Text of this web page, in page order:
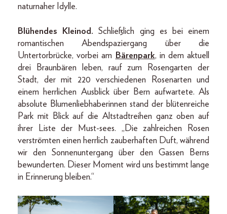
naturnaher Idylle.
Blühendes Kleinod. Schließlich ging es bei einem
romantischen Abendspaziergang über die
Untertorbrücke, vorbei am Bärenpark, in dem aktuell
drei Braunbären leben, rauf zum Rosengarten der
Stadt, der mit 220 verschiedenen Rosenarten und
einem herrlichen Ausblick über Bern aufwartete. Als
absolute Blumenliebhaberinnen stand der blütenreiche
Park mit Blick auf die Altstadtreihen ganz oben auf
ihrer Liste der Must-sees. „Die zahlreichen Rosen
verströmten einen herrlich zauberhaften Duft, während
wir den Sonnenuntergang über den Gassen Berns
bewunderten. Dieser Moment wird uns bestimmt lange
in Erinnerung bleiben.“